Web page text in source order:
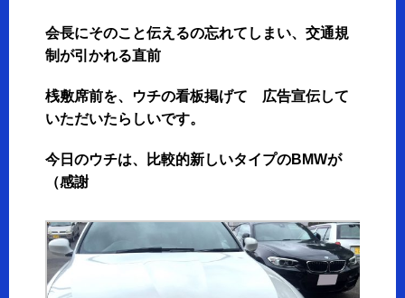
会長にそのこと伝えるの忘れてしまい、交通規
制が引かれる直前
桟敷席前を、ウチの看板掲げて 広告宣伝して
いただいたらしいです。
今日のウチは、比較的新しいタイプのBMWが
（感謝